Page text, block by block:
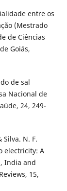
entre os
(Mestrado
de Ciências
Goiás,
de sal
Nacional de
24, 249-
Silva. N. F.
electricity: A
India and
15,